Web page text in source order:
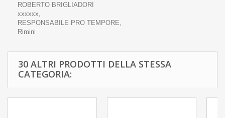
ROBERTO BRIGLIADORI
xxxxxx,
RESPONSABILE PRO TEMPORE,
Rimini
30 ALTRI PRODOTTI DELLA STESSA
CATEGORIA: